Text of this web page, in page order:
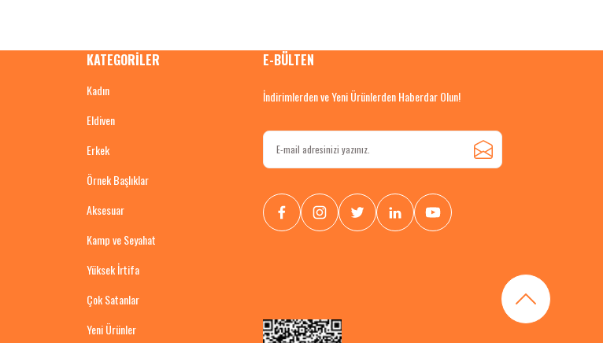
KATEGORİLER
Kadın
Eldiven
Erkek
Örnek Başlıklar
Aksesuar
Kamp ve Seyahat
Yüksek İrtifa
Çok Satanlar
Yeni Ürünler
E-BÜLTEN
İndirimlerden ve Yeni Ürünlerden Haberdar Olun!